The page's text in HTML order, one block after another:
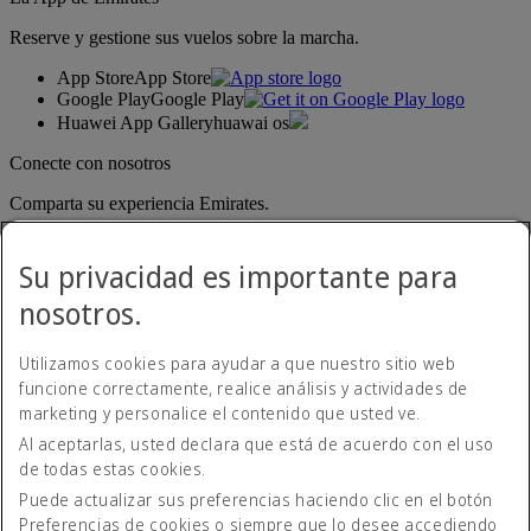
Reserve y gestione sus vuelos sobre la marcha.
App StoreApp Store
Google PlayGoogle Play
Huawei App Galleryhuawai os
Conecte con nosotros
Comparta su experiencia Emirates.
Declaración de accesibilidad
Contacte con nosotros
Política de privacidad
Condiciones generales
Su privacidad es importante para
nosotros.
Utilizamos cookies para ayudar a que nuestro sitio web
funcione correctamente, realice análisis y actividades de
marketing y personalice el contenido que usted ve.
Al aceptarlas, usted declara que está de acuerdo con el uso
de todas estas cookies.
Puede actualizar sus preferencias haciendo clic en el botón
Preferencias de cookies o siempre que lo desee accediendo